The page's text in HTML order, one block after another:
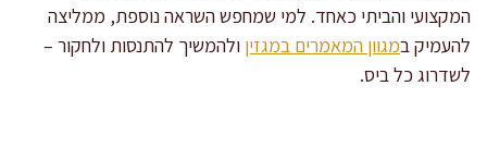
המקצועי והביתי כאחד. למי שמחפש השראה נוספת, ממליצה
להעמיק במגוון המאמרים במגזין ולהמשיך להתנסות ולחקור –
לשדרוג כל ביס.